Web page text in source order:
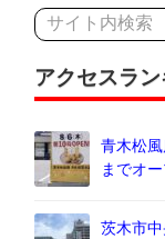
アクセスラ
青木松
までオ
茨木市